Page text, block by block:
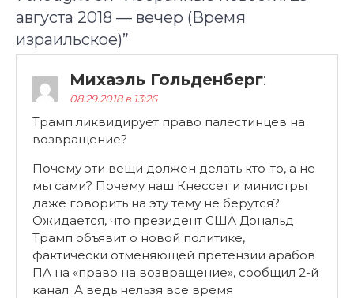
августа 2018 — вечер (Время
израильское)”
Михаэль Гольденберг:
08.29.2018 в 13:26
Трамп ликвидирует право палестинцев на
возвращение?
Почему эти вещи должен делать кто-то, а не
мы сами? Почему наш Кнессет и министры
даже говорить на эту тему не берутся?
Ожидается, что президент США Дональд
Трамп объявит о новой политике,
фактически отменяющей претензии арабов
ПА на «право на возвращение», сообщил 2-й
канал. А ведь нельзя все время